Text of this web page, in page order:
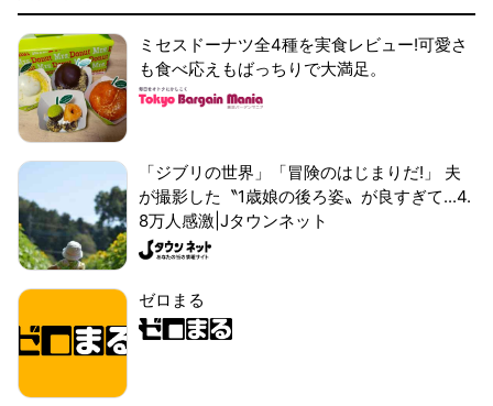
ミセスドーナツ全4種を実食レビュー!可愛さ
も食べ応えもばっちりで大満足。
「ジブリの世界」「冒険のはじまりだ!」 夫
が撮影した〝1歳娘の後ろ姿〟が良すぎて...4.
8万人感激|Jタウンネット
ゼロまる